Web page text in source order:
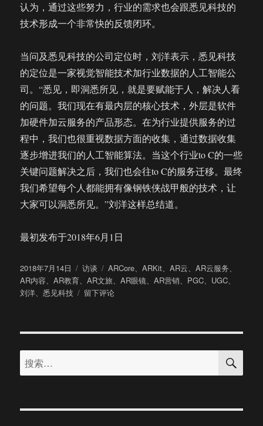
认为，通过这些努力，行业的需求也会跟悉见科技的
技术形成一个非常快的反馈闭环。
当问及悉见科技的公司定位时，刘洋表示，悉见科技
的定位是一家视觉智能技术加行业数据的人工智能公
司。“悉见，即洞悉所见，就是要赋能于人，解决人看
的问题。我们现在有最内层的核心技术，外层是软件
加硬件加云服务的产品形态。在为行业提供服务的过
程中，我们也很重视数据方面的收集，通过数据收集
逐步增进我们的人工智能算法。当这个行业to C的一些
关键问题解决之后，我们也会往to C的服务迁移。最终
我们希望每个人都能拥有像钢铁侠战甲般的技术，让
大家可以洞悉所见。”刘洋这样总结道。
最初发布于2018年6月1日
发
布
于
2018年7月14日
分
类
访谈
标
签
ARCore、ARKit、AR云、AR云服务、
AR内容、AR教育、AR文旅、AR眼镜、AR营销、 PGC、 UGC、
刘洋、悉见科技
于
悉
科
CEO
留下评论
搜
索：
搜